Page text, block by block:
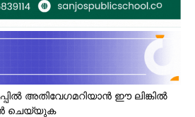
അതിവേഗമറിയാൻ ഈ ലിങ്കിൽ
ചെയ്യുക